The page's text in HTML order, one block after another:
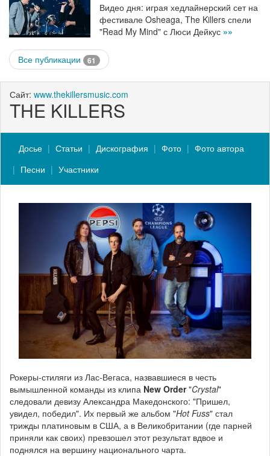
Видео дня: играя хедлайнерский сет на
фестивале Osheaga, The Killers спели
"Read My Mind" с Люси Дейкус »»
Все публикации 61
Сайт: www.thekillersmusic.com
THE KILLERS
Досье Статьи Дискография Фото
Фото автора
Песни
Участники
Рокеры-стиляги из Лас-Вегаса, назвавшиеся в честь
вымышленной команды из клипа New Order"Crystal"
следовали девизу Александра Македонского: "Пришел,
увидел, победил". Их первый же альбом "Hot Fuss" стал
трижды платиновым в США, а в Великобритании (где парней
приняли как своих) превзошел этот результат вдвое и
поднялся на вершину национального чарта.